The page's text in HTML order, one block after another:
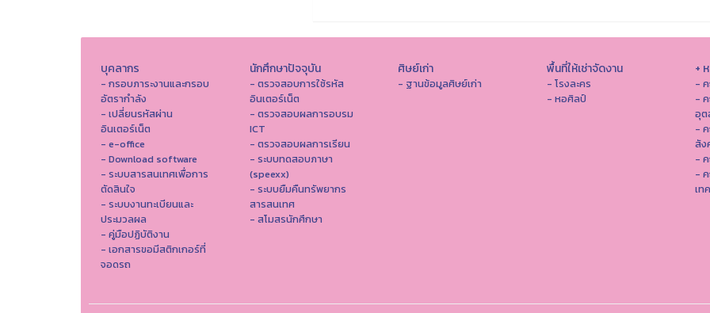
บุคลากร
- กรอบภาระงานและกรอบ
อัตรากำลัง
- เปลี่ยนรหัสผ่าน
อินเตอร์เน็ต
- e-office
- Download software
- ระบบสารสนเทศเพื่อการ
ตัดสินใจ
- ระบบงานทะเบียนและ
ประมวลผล
- คู่มือปฏิบัติงาน
- เอกสารขอมีสติกเกอร์ที่
จอดรถ
นักศึกษาปัจจุบัน
- ตรวจสอบการใช้รหัส
อินเตอร์เน็ต
- ตรวจสอบผลการอบรม
ICT
- ตรวจสอบผลการเรียน
- ระบบทดสอบภาษา
(speexx)
- ระบบยืมคืนทรัพยากร
สารสนเทศ
- สโมสรนักศึกษา
ศิษย์เก่า
- ฐานข้อมูลศิษย์เก่า
พื้นที่ให้เช่าจัดงาน
- โรงละคร
- หอศิลป์
+
-
-
อุต
-
สัง
-
-
เท